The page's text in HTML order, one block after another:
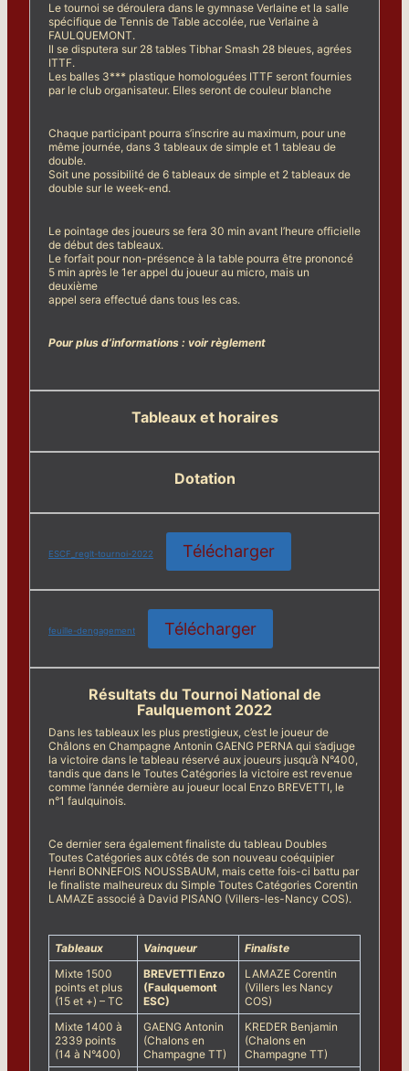
Le tournoi se déroulera dans le gymnase Verlaine et la salle
spécifique de Tennis de Table accolée, rue Verlaine à
FAULQUEMONT.
Il se disputera sur 28 tables Tibhar Smash 28 bleues, agrées
ITTF.
Les balles 3*** plastique homologuées ITTF seront fournies
par le club organisateur. Elles seront de couleur blanche
Chaque participant pourra s’inscrire au maximum, pour une
même journée, dans 3 tableaux de simple et 1 tableau de
double.
Soit une possibilité de 6 tableaux de simple et 2 tableaux de
double sur le week-end.
Le pointage des joueurs se fera 30 min avant l’heure officielle
de début des tableaux.
Le forfait pour non-présence à la table pourra être prononcé
5 min après le 1er appel du joueur au micro, mais un
deuxième
appel sera effectué dans tous les cas.
Pour plus d’informations : voir règlement
Tableaux et horaires
Dotation
ESCF_reglt-tournoi-2022 Télécharger
feuille-dengagement Télécharger
Résultats du Tournoi National de
Faulquemont 2022
Dans les tableaux les plus prestigieux, c’est le joueur de
Châlons en Champagne Antonin GAENG PERNA qui s’adjuge
la victoire dans le tableau réservé aux joueurs jusqu’à N°400,
tandis que dans le Toutes Catégories la victoire est revenue
comme l’année dernière au joueur local Enzo BREVETTI, le
n°1 faulquinois.
Ce dernier sera également finaliste du tableau Doubles
Toutes Catégories aux côtés de son nouveau coéquipier
Henri BONNEFOIS NOUSSBAUM, mais cette fois-ci battu par
le finaliste malheureux du Simple Toutes Catégories Corentin
LAMAZE associé à David PISANO (Villers-les-Nancy COS).
Tableaux Vainqueur
Finaliste
Mixte 1500
points et plus
(15 et +) – TC
BREVETTI Enzo
(Faulquemont
ESC)
LAMAZE Corentin
(Villers les Nancy
COS)
Mixte 1400 à
2339 points
(14 à N°400)
GAENG Antonin
(Chalons en
Champagne TT)
KREDER Benjamin
(Chalons en
Champagne TT)